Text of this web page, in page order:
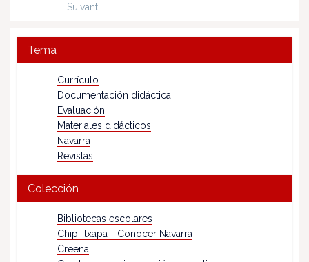
Suivant
Tema
Currículo
Documentación didáctica
Evaluación
Materiales didácticos
Navarra
Revistas
Colección
Bibliotecas escolares
Chipi-txapa - Conocer Navarra
Creena